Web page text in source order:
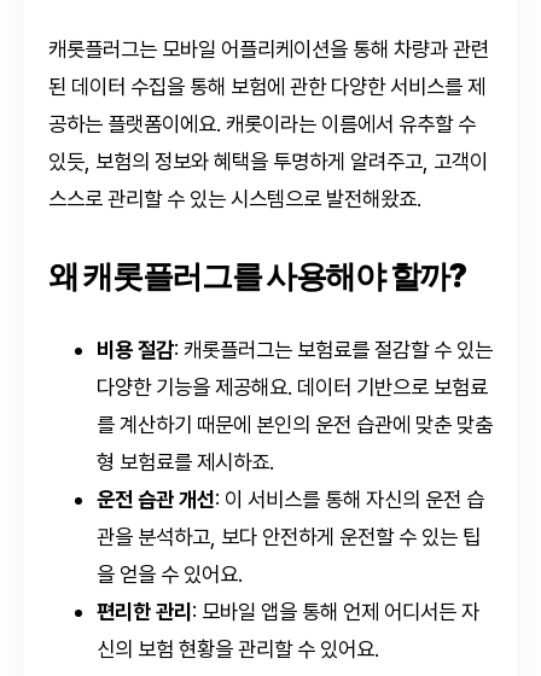
캐롯플러그는 모바일 어플리케이션을 통해 차량과 관련
된 데이터 수집을 통해 보험에 관한 다양한 서비스를 제
공하는 플랫폼이에요. 캐롯이라는 이름에서 유추할 수
있듯, 보험의 정보와 혜택을 투명하게 알려주고, 고객이
스스로 관리할 수 있는 시스템으로 발전해왔죠.
왜 캐롯플러그를 사용해야 할까?
비용 절감: 캐롯플러그는 보험료를 절감할 수 있는
다양한 기능을 제공해요. 데이터 기반으로 보험료
를 계산하기 때문에 본인의 운전 습관에 맞춘 맞춤
형 보험료를 제시하죠.
운전 습관 개선: 이 서비스를 통해 자신의 운전 습
관을 분석하고, 보다 안전하게 운전할 수 있는 팁
을 얻을 수 있어요.
편리한 관리: 모바일 앱을 통해 언제 어디서든 자
신의 보험 현황을 관리할 수 있어요.